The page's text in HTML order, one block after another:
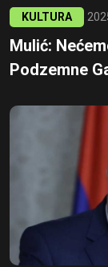
KULTURA
Mulić:
Podzemne